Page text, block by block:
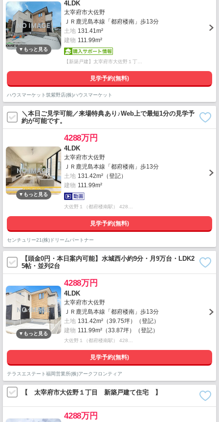
4LDK
太宰府市大佐野
ＪＲ鹿児島本線「都府楼南」歩13分
土地 131.41m²
建物 111.99m²
【新築戸建】太宰府市大佐野１丁…
見学予約(無料)
ハウスマーケット筑紫野店(株)ハウスマーケット
＼本日ご見学可能／来場特典あり♪Web上で最短1分の見学予
約が可能です。
4288万円
4LDK
太宰府市大佐野
ＪＲ鹿児島本線「都府楼南」歩13分
土地 131.42m²（登記）
建物 111.99m²
大佐野１（都府楼南駅） 428…
見学予約(無料)
センチュリー21(株)ドリームパートナー
【頭金0円・本日案内可能】水城西小約9分・月9万台・LDK2
5帖・並列2台
4288万円
4LDK
太宰府市大佐野
ＪＲ鹿児島本線「都府楼南」歩13分
土地 131.42m²（39.75坪）（登記）
建物 111.99m²（33.87坪）（登記）
大佐野１（都府楼南駅） 428…
見学予約(無料)
テラスエステート福岡営業所(株)アークフロンティア
【 太宰府市大佐野１丁目 新築戸建て住宅 】
4288万円